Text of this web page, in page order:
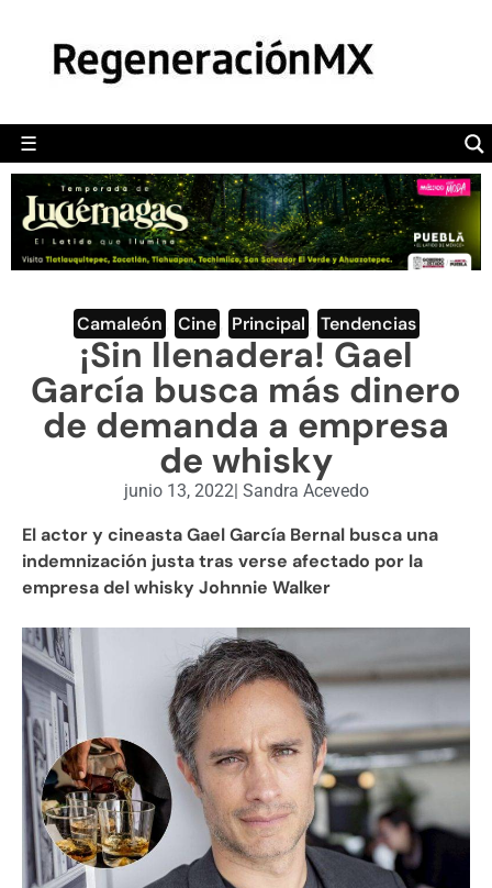
☰
POLÍTICA
CAMALEÓN
OPINIÓN
DEPORTES
ENGLISH SECTION
VIDEOS
Camaleón Cine Principal Tendencias
¡Sin llenadera! Gael
García busca más dinero
de demanda a empresa
de whisky
junio 13, 2022| Sandra Acevedo
El actor y cineasta Gael García Bernal busca una
indemnización justa tras verse afectado por la
empresa del whisky Johnnie Walker